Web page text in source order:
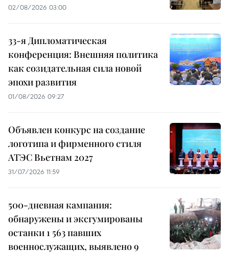
02/08/2026 03:00
33-я Дипломатическая
конференция: Внешняя политика
как созидательная сила новой
эпохи развития
01/08/2026 09:27
Объявлен конкурс на создание
логотипа и фирменного стиля
АТЭС Вьетнам 2027
31/07/2026 11:59
500-дневная кампания:
обнаружены и эксгумированы
останки 1 563 павших
военнослужащих, выявлено 9